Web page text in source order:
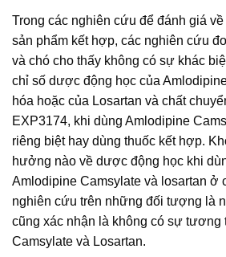
Trong các nghiên cứu để đánh giá
sản phẩm kết hợp, các nghiên cứu
và chó cho thấy không có sự khác
chỉ số dược động học của
hóa hoặc của Losartan và chất
EXP3174, khi dùng Amlodipine
riêng biệt hay dùng thuốc kết hợp.
hưởng nào về dược động học khi
Amlodipine Camsylate và losartan ở
nghiên cứu trên những đối tượng là
cũng xác nhận là không có sự tương
Camsylate và Losartan.